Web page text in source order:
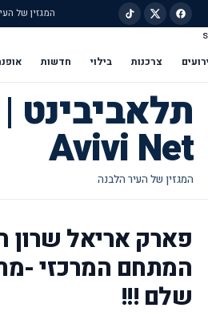
המגזין של
s
צרכנות בילוי חדשות
Avivi Net
פארק אריאל שרון
המתחם המרכזי -
שלם !!!